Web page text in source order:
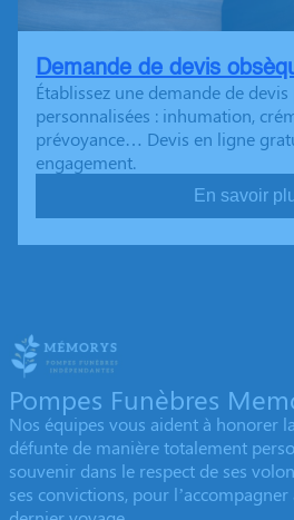
Demande de devis
Établissez une demande de
personnalisées : inhumation,
prévoyance… Devis en ligne
engagement.
En savoir
Pompes Funèbres
Nos équipes vous aident à honorer
défunte de manière totalement
souvenir dans le respect de ses
ses convictions, pour